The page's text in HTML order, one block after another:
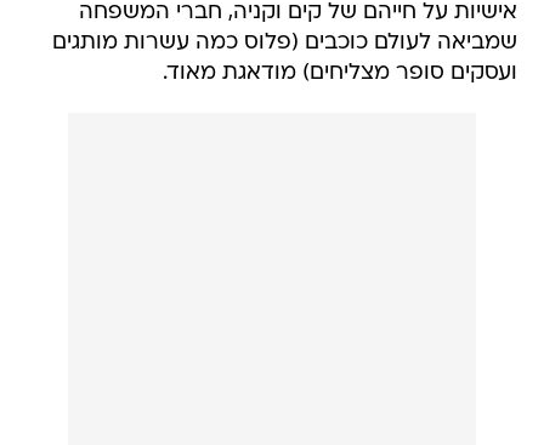
אישיות על חייהם של קים וקניה, חברי המשפחה
שמביאה לעולם כוכבים (פלוס כמה עשרות מותגים
ועסקים סופר מצליחים) מודאגת מאוד.